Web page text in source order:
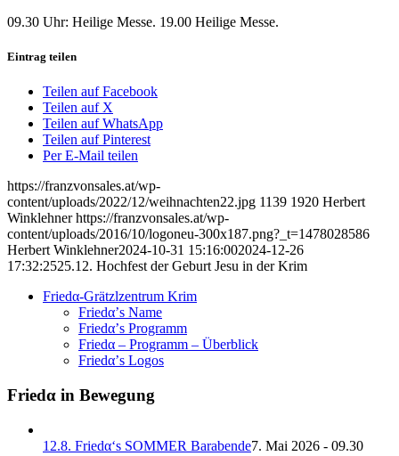
09.30 Uhr: Heilige Messe. 19.00 Heilige Messe.
Eintrag teilen
Teilen auf Facebook
Teilen auf X
Teilen auf WhatsApp
Teilen auf Pinterest
Per E-Mail teilen
https://franzvonsales.at/wp-
content/uploads/2022/12/weihnachten22.jpg 1139 1920 Herbert
Winklehner https://franzvonsales.at/wp-
content/uploads/2016/10/logoneu-300x187.png?_t=1478028586
Herbert Winklehner2024-10-31 15:16:002024-12-26
17:32:2525.12. Hochfest der Geburt Jesu in der Krim
Friedα-Grätzlzentrum Krim
Friedα’s Name
Friedα’s Programm
Friedα – Programm – Überblick
Friedα’s Logos
Friedα in Bewegung
12.8. Friedα‘s SOMMER Barabende7. Mai 2026 - 09.30